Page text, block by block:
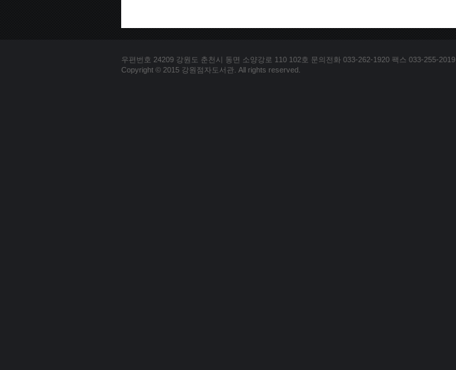
우편번호 24209 강원도 춘천시 동면 소양강로 110 102호 문의전화 033-262-1920 팩스 033-255-2019
Copyright © 2015 강원점자도서관. All rights reserved.